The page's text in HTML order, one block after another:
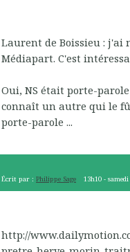
Laurent de Boissieu : j'ai
Médiapart. C'est
Oui, NS était porte-
connaît un autre qui le
porte-parole ...
Écrit par : Philippe Sage 13h10 -
http://